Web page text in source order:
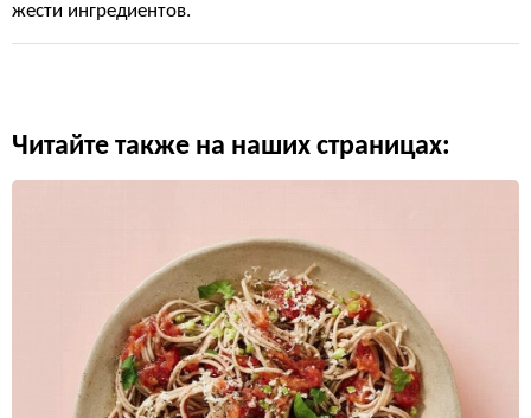
жести ингредиентов.
Читайте также на наших страницах: